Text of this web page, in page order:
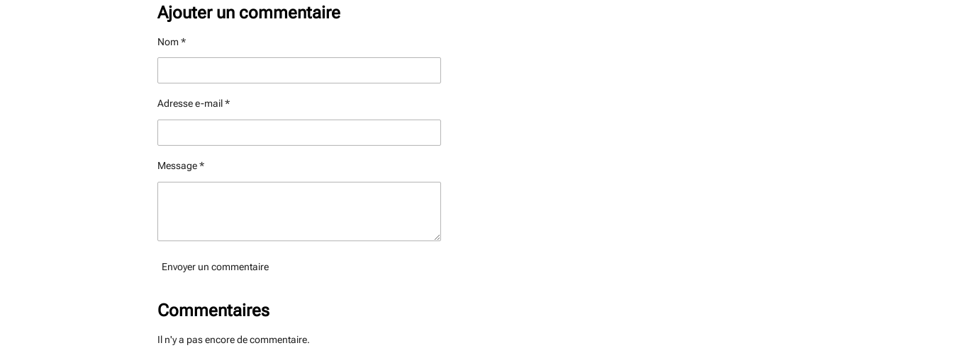
t
a
r
t
a
t
Ajouter un commentaire
Nom *
Adresse e-mail *
Message *
Envoyer un commentaire
Commentaires
Il n'y a pas encore de commentaire.